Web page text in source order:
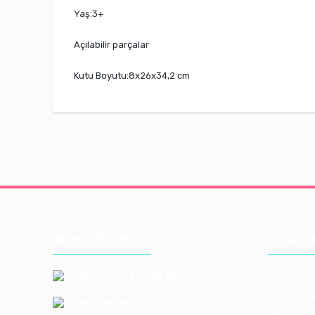
Yaş:3+
Açılabilir parçalar
Kutu Boyutu:8x26x34,2 cm